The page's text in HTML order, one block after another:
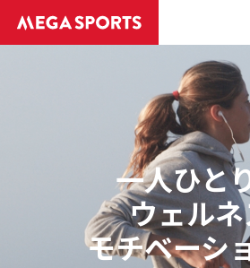
一人ひと
ウェル
モチベーシ